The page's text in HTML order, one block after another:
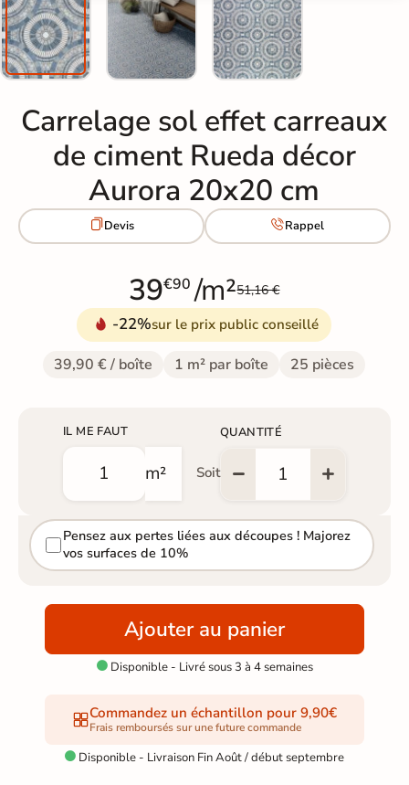
Carrelage sol effet carreaux
de ciment Rueda décor
Aurora 20x20 cm
Devis Rappel
39€90 /m²51,16 €
-22%sur le prix public conseillé
39,90 € / boîte 1 m² par boîte 25 pièces
IL ME FAUT
m² Soit
QUANTITÉ
Pensez aux pertes liées aux découpes ! Majorez
vos surfaces de 10%
Ajouter au panier
Disponible - Livré sous 3 à 4 semaines
Commandez un échantillon pour 9,90€
Frais remboursés sur une future commande
 Disponible - Livraison Fin Août / début septembre